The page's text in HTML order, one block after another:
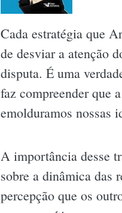
Cada estratégia que
de desviar a atenção
disputa. É uma
faz compreender que
emolduramos nossas
A importância desse
sobre a dinâmica das
percepção que os